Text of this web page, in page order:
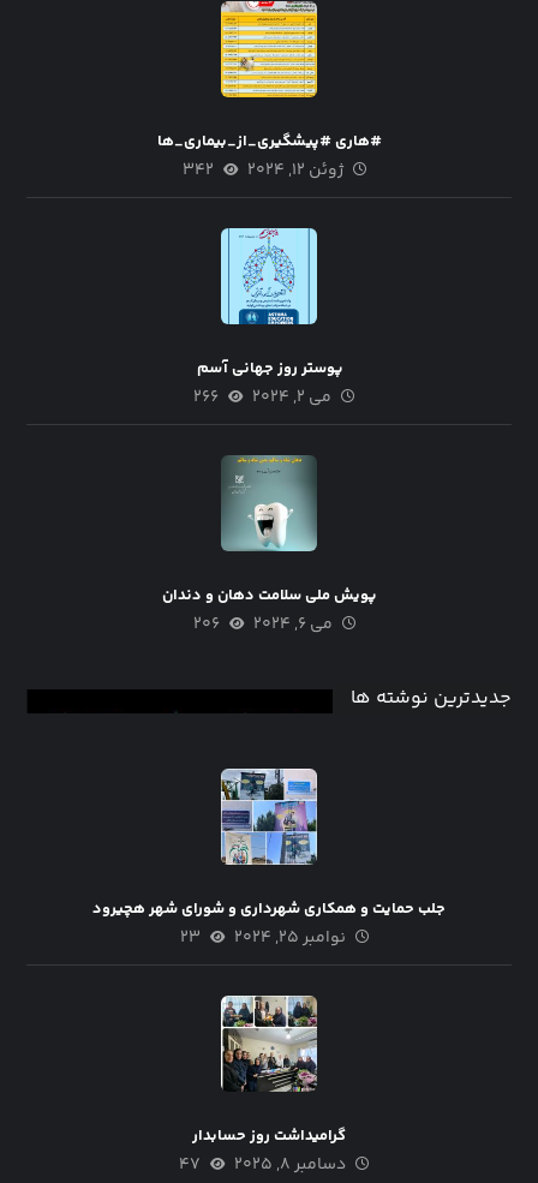
#هاری #پیشگیری_از_بیماری_ها
ژوئن ۱۲, ۲۰۲۴ ۳۴۲
پوستر روز جهانی آسم
می ۲, ۲۰۲۴ ۲۶۶
پویش ملی سلامت دهان و دندان
می ۶, ۲۰۲۴ ۲۰۶
جدیدترین نوشته ها
جلب حمایت و همکاری شهرداری و شورای شهر هچیرود
نوامبر ۲۵, ۲۰۲۴ ۲۳
گرامیداشت روز حسابدار
دسامبر ۸, ۲۰۲۵ ۴۷